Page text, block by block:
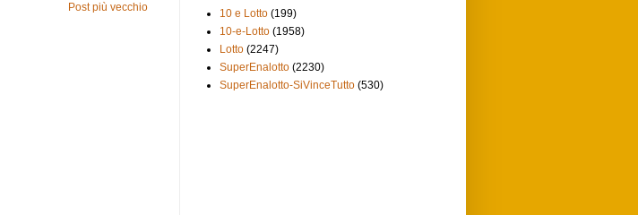
Post più vecchio 10 e Lotto (199)
10-e-Lotto (1958)
Lotto (2247)
SuperEnalotto (2230)
SuperEnalotto-SiVinceTutto (530)